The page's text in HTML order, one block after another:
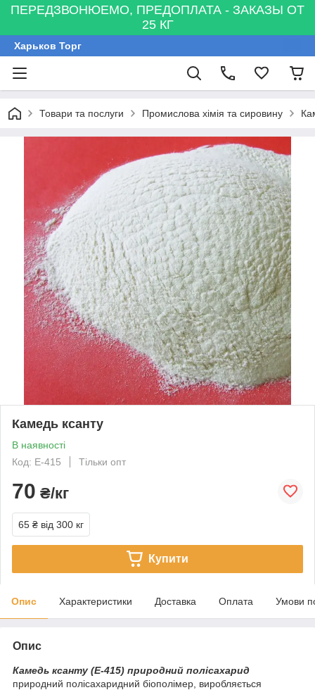
ПЕРЕДЗВОНЮЕМО, ПРЕДОПЛАТА - ЗАКАЗЫ ОТ
25 КГ
Харьков Торг
Товари та послуги Промислова хімія та сировину
Камедь ксанту
В наявності
Код: Е-415
Тільки опт
70 ₴/кг
65 ₴ від 300 кг
Купити
Опис Характеристики Доставка Оплата Умови
Опис
Камедь ксанту (Е-415) природний полісахарид
природний полісахаридний біополімер, виробляється